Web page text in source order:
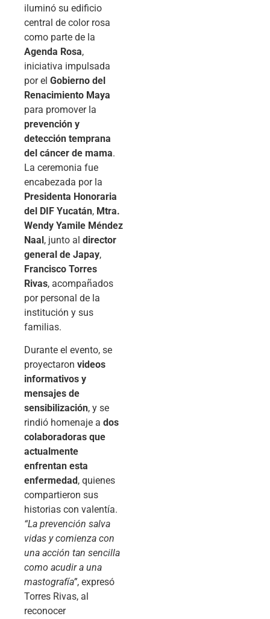
iluminó su edificio
central de color rosa
como parte de la
Agenda Rosa,
iniciativa impulsada
por el Gobierno del
Renacimiento Maya
para promover la
prevención y
detección temprana
del cáncer de mama.
La ceremonia fue
encabezada por la
Presidenta Honoraria
del DIF Yucatán, Mtra.
Wendy Yamile Méndez
Naal, junto al director
general de Japay,
Francisco Torres
Rivas, acompañados
por personal de la
institución y sus
familias.
Durante el evento, se
proyectaron videos
informativos y
mensajes de
sensibilización, y se
rindió homenaje a dos
colaboradoras que
actualmente
enfrentan esta
enfermedad , quienes
compartieron sus
historias con valentía.
“La prevención salva
vidas y comienza con
una acción tan sencilla
como acudir a una
mastografía”, expresó
Torres Rivas, al
reconocer